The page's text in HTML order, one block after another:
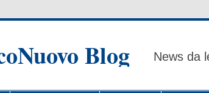
Blog News da